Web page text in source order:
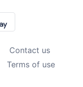
Contact us
Terms of use